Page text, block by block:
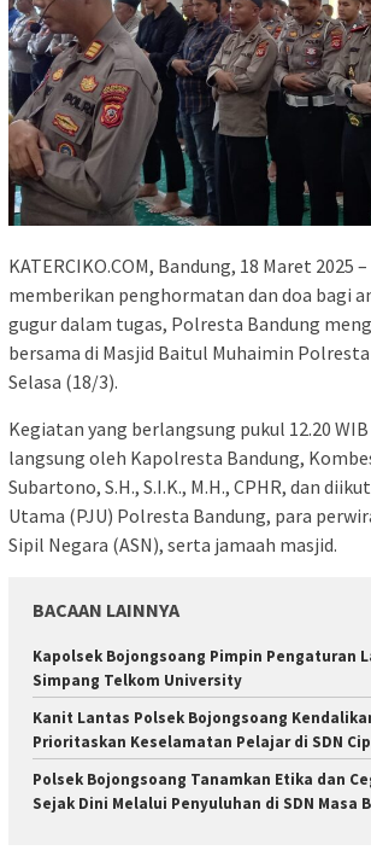
KATERCIKO.COM, Bandung, 18 Maret 2025
memberikan penghormatan dan doa bagi
gugur dalam tugas, Polresta Bandung
bersama di Masjid Baitul Muhaimin
Selasa (18/3).
Kegiatan yang berlangsung pukul 12.20
langsung oleh Kapolresta Bandung,
Subartono, S.H., S.I.K., M.H., CPHR, dan
Utama (PJU) Polresta Bandung, para
Sipil Negara (ASN), serta jamaah masjid.
BACAAN LAINNYA
Kapolsek Bojongsoang Pimpin Pengaturan
Simpang Telkom University
Kanit Lantas Polsek Bojongsoang
Prioritaskan Keselamatan Pelajar di SDN
Polsek Bojongsoang Tanamkan Etika dan
Sejak Dini Melalui Penyuluhan di SDN Masa